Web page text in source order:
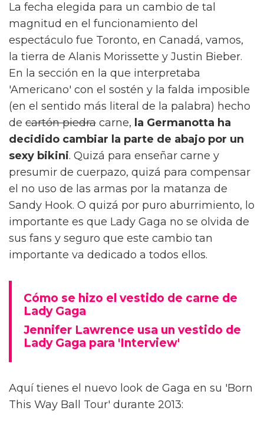
La fecha elegida para un cambio de tal
magnitud en el funcionamiento del
espectáculo fue Toronto, en Canadá, vamos,
la tierra de Alanis Morissette y Justin Bieber.
En la sección en la que interpretaba
'Americano' con el sostén y la falda imposible
(en el sentido más literal de la palabra) hecho
de cartón piedra carne, la Germanotta ha
decidido cambiar la parte de abajo por un
sexy bikini. Quizá para enseñar carne y
presumir de cuerpazo, quizá para compensar
el no uso de las armas por la matanza de
Sandy Hook. O quizá por puro aburrimiento, lo
importante es que Lady Gaga no se olvida de
sus fans y seguro que este cambio tan
importante va dedicado a todos ellos.
Cómo se hizo el vestido de carne de
Lady Gaga
Jennifer Lawrence usa un vestido de
Lady Gaga para 'Interview'
Aquí tienes el nuevo look de Gaga en su 'Born
This Way Ball Tour' durante 2013: